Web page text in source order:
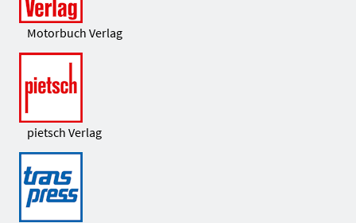
Motorbuch Verlag
pietsch Verlag